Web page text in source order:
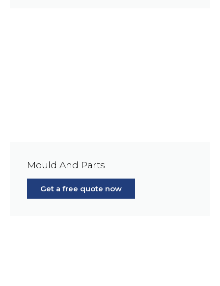
Mould And Parts
Get a free quote now